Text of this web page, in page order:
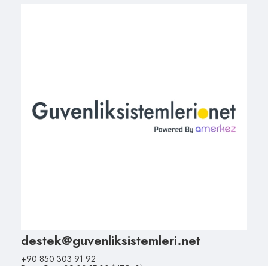
destek@guvenliksistemleri.net
+90 850 303 91 92